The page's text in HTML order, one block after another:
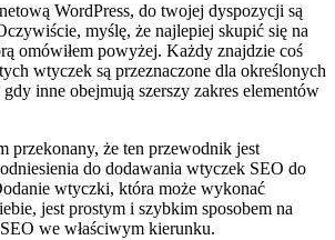
WordPress, do twojej dyspozycji są
myślę, że najlepiej skupić się na
omówiłem powyżej. Każdy znajdzie coś
wtyczek są przeznaczone dla określonych
inne obejmują szerszy zakres elementów
przekonany, że ten przewodnik jest
do dodawania wtyczek SEO do
wtyczki, która może wykonać
jest prostym i szybkim sposobem na
we właściwym kierunku.